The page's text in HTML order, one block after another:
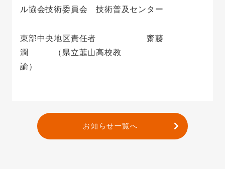
ル協会技術委員会 技術普及センター
東部中央地区責任者 齋藤
潤 （県立韮山高校教
諭）
お知らせ一覧へ